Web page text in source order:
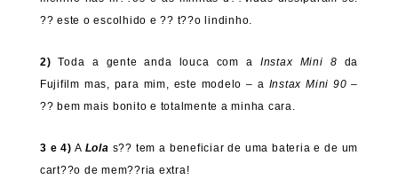
?? este o escolhido e ?? t??o lindinho.
2) Toda a gente anda louca com a Instax Mini 8 da
Fujifilm mas, para mim, este modelo – a Instax Mini 90 –
?? bem mais bonito e totalmente a minha cara.
3 e 4) A Lola s?? tem a beneficiar de uma bateria e de um
cart??o de mem??ria extra!